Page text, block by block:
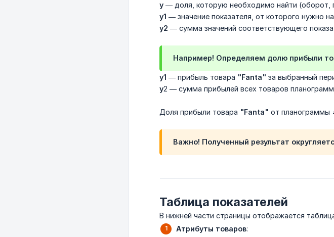
у — доля, которую необходимо найти (оборот,
у1 — значение показателя, от которого нужно
у2 — сумма значений соответствующего
Например! Определяем долю прибыли
у1 — прибыль товара "Fanta" за выбранный
у2 — сумма прибылей всех товаров
Доля прибыли товара "Fanta" от планограммы
Важно! Полученный результат
Таблица показателей
В нижней части страницы отображается
Атрибуты товаров: